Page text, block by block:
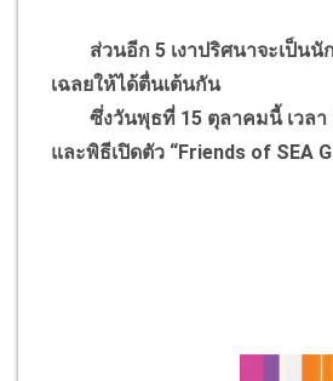
ส่วนอีก 5 เงาปริศนาจะเป็นนั
เฉลยให้ได้ตื่นเต้นกัน
ซึ่งวันพุธที่ 15 ตุลาคมนี้ เวลา
และพิธีเปิดตัว “Friends of SEA